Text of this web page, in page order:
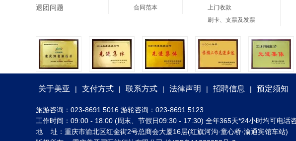
退团问题
合同范本
上门收款
刷卡、支票及发票
关于美亚 | 支付方式 | 联系方式 | 法律声明 | 招聘信息 | 预定须知
旅游咨询：023-8691 5016 游轮咨询：023-8691 5123
工作时间：09:00 - 18:00 (周末、节假日09:30 - 17:30) 全年365天*24小时均可电话
地 址：重庆市渝北区红金街2号总商会大厦16层(红旗河沟·童心桥·渝通宾馆车站)